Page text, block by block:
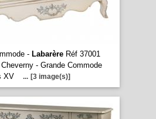
- LabarèreRéf 37001
- Grande Commode
XV
... [3 image(s)]